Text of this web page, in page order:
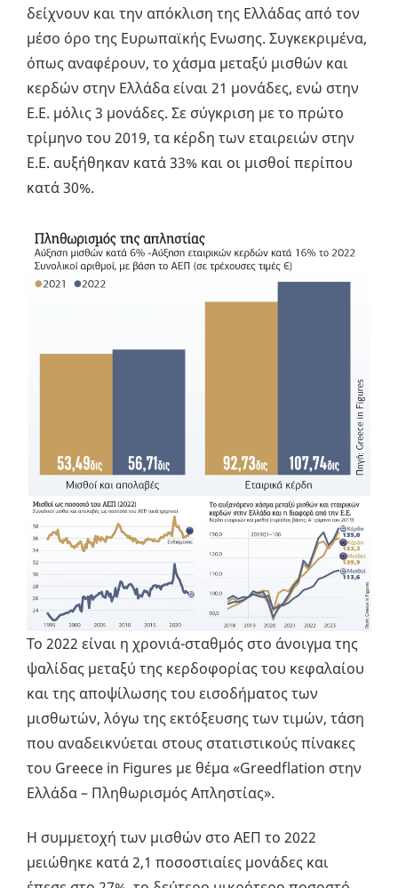
δείχνουν και την απόκλιση της Ελλάδας από τον
μέσο όρο της Ευρωπαϊκής Ενωσης. Συγκεκριμένα,
όπως αναφέρουν, το χάσμα μεταξύ μισθών και
κερδών στην Ελλάδα είναι 21 μονάδες, ενώ στην
Ε.Ε. μόλις 3 μονάδες. Σε σύγκριση με το πρώτο
τρίμηνο του 2019, τα κέρδη των εταιρειών στην
Ε.Ε. αυξήθηκαν κατά 33% και οι μισθοί περίπου
κατά 30%.
Το 2022 είναι η χρονιά-σταθμός στο άνοιγμα της
ψαλίδας μεταξύ της κερδοφορίας του κεφαλαίου
και της αποψίλωσης του εισοδήματος των
μισθωτών, λόγω της εκτόξευσης των τιμών, τάση
που αναδεικνύεται στους στατιστικούς πίνακες
του Greece in Figures με θέμα «Greedflation στην
Ελλάδα – Πληθωρισμός Απληστίας».
Η συμμετοχή των μισθών στο ΑΕΠ το 2022
μειώθηκε κατά 2,1 ποσοστιαίες μονάδες και